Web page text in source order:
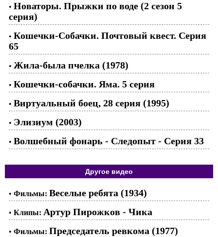
• Новаторы. Прыжки по воде (2 сезон 5
серия)
• Кошечки-Собачки. Почтовый квест. Серия
65
• Жила-была пчелка (1978)
• Кошечки-собачки. Яма. 5 серия
• Виртуальный боец, 28 серия (1995)
• Элизиум (2003)
• Волшебный фонарь - Следопыт - Серия 33
Другое видео
• Фильмы: Веселые ребята (1934)
• Клипы: Артур Пирожков - Чика
• Фильмы: Председатель ревкома (1977)